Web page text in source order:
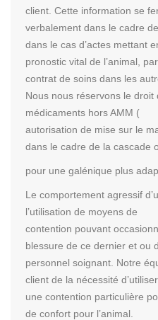
client. Cette information se
verbalement dans le cadre
dans le cas d’actes mettant
pronostic vital de l’animal,
contrat de soins dans les
Nous nous réservons le droit
médicaments hors AMM (
autorisation de mise sur le
dans le cadre de la cascade
pour une galénique plus
Le comportement agressif
l’utilisation de moyens de
contention pouvant
blessure de ce dernier et ou
personnel soignant. Notre
client de la nécessité d’utiliser
une contention particulière
de confort pour l’animal.